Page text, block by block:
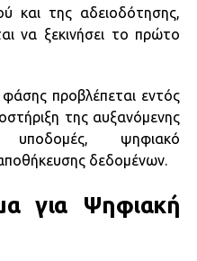
και της αδειοδότησης,
να ξεκινήσει το πρώτο
προβλέπεται εντός
της αυξανόμενης
ψηφιακό
δεδομένων.
για Ψηφιακή